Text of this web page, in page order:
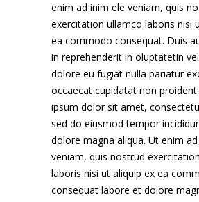
enim ad inim ele veniam, quis
exercitation ullamco laboris nisi
ea commodo consequat. Duis
in reprehenderit in oluptatetin
dolore eu fugiat nulla pariatur
occaecat cupidatat non
ipsum dolor sit amet,
sed do eiusmod tempor
dolore magna aliqua. Ut enim
veniam, quis nostrud
laboris nisi ut aliquip ex ea
consequat labore et dolore